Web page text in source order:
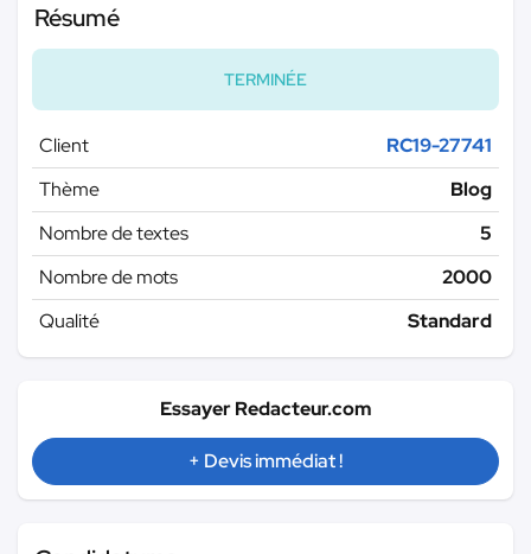
Résumé
TERMINÉE
Client
RC19-27741
Thème
Blog
Nombre de textes
5
Nombre de mots
2000
Qualité
Standard
Essayer Redacteur.com
+ Devis immédiat !